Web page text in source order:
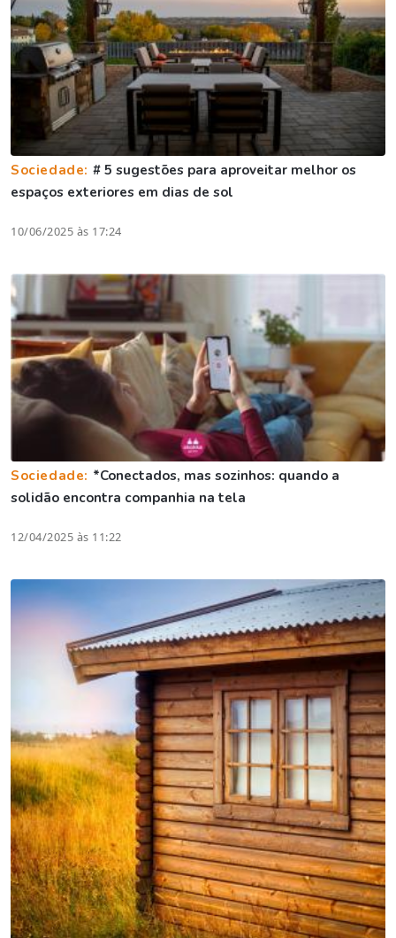
Sociedade: # 5 sugestões para aproveitar melhor os
espaços exteriores em dias de sol
10/06/2025 às 17:24
Sociedade: *Conectados, mas sozinhos: quando a
solidão encontra companhia na tela
12/04/2025 às 11:22